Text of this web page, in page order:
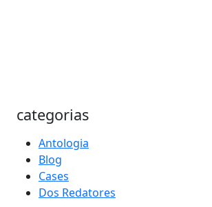
categorias
Antologia
Blog
Cases
Dos Redatores